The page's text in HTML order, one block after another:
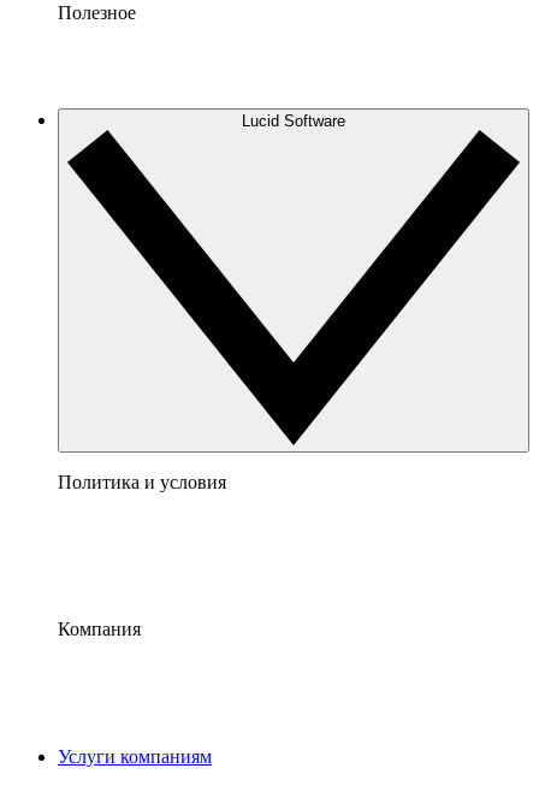
Полезное
Lucid Software
Политика и условия
Компания
Услуги компаниям